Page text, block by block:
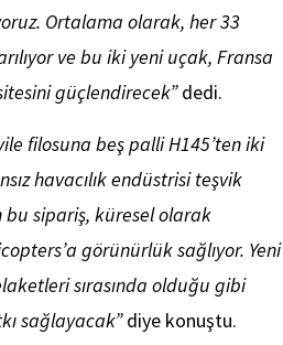
Ortalama olarak, her 33
ve bu iki yeni uçak, Fransa
güçlendirecek”dedi.
filosuna beş palli H145’ten iki
havacılık endüstrisi teşvik
bu sipariş, küresel olarak
görünürlük sağlıyor. Yeni
sırasında olduğu gibi
sağlayacak”diye konuştu.